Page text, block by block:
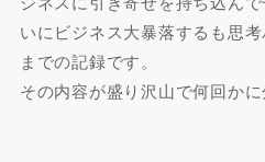
いにビジネス大暴落するも思
までの記録です。
その内容が盛り沢山で何回か